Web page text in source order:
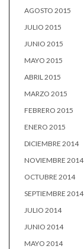
AGOSTO 2015
JULIO 2015
JUNIO 2015
MAYO 2015
ABRIL 2015
MARZO 2015
FEBRERO 2015
ENERO 2015
DICIEMBRE 2014
NOVIEMBRE 2014
OCTUBRE 2014
SEPTIEMBRE 2014
JULIO 2014
JUNIO 2014
MAYO 2014